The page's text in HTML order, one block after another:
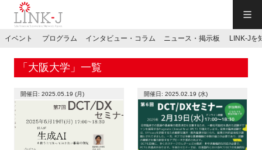
特別会員専用メニュー
イベント プログラム インタビュー・コラム ニュース・掲示板 LINK-Jを
「大阪大学」一覧
開催日: 2025.05.19 (月) 開催日: 2025.02.19 (水)